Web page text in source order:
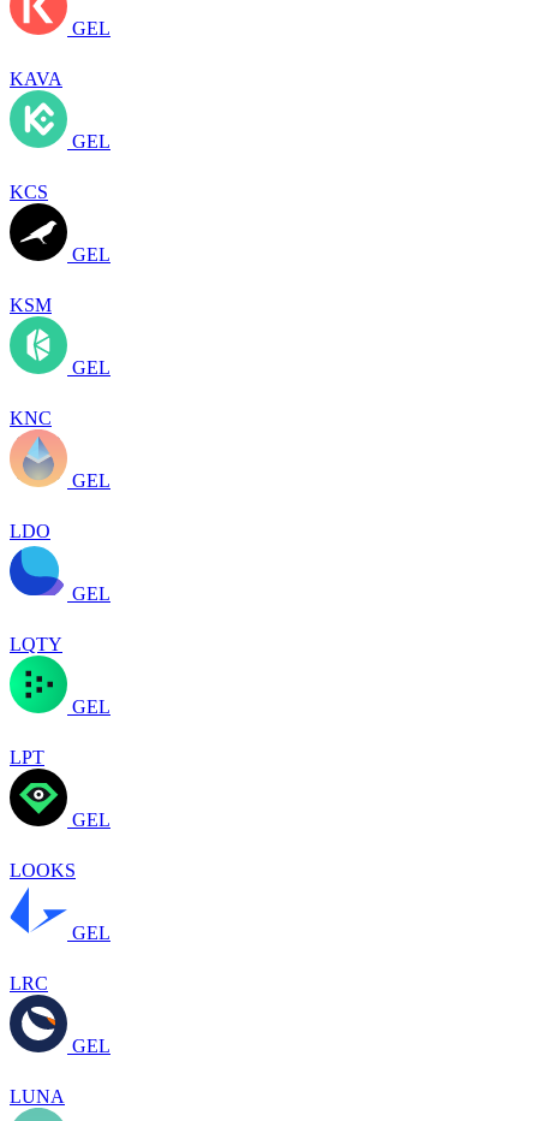
GEL
KAVA
GEL
KCS
GEL
KSM
GEL
KNC
GEL
LDO
GEL
LQTY
GEL
LPT
GEL
LOOKS
GEL
LRC
GEL
LUNA